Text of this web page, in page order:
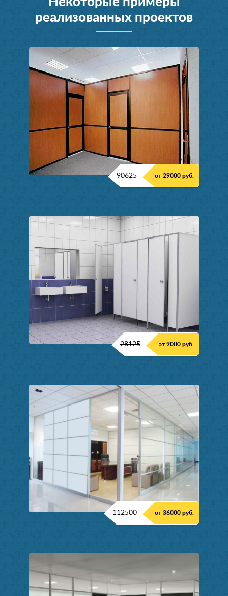
реализованных проектов
90625 от 29000 руб.
28125 от 9000 руб.
112500 от 36000 руб.